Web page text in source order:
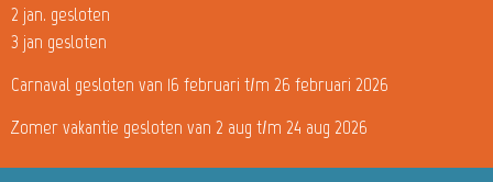
2 jan. gesloten
3 jan gesloten
Carnaval gesloten van 16 februari t/m 26 februari 2026
Zomer vakantie gesloten van 2 aug t/m 24 aug 2026